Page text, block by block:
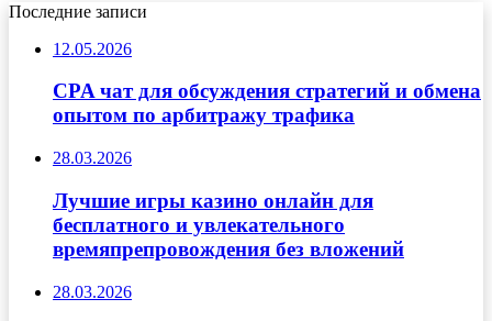
Последние записи
12.05.2026
CPA чат для обсуждения стратегий и обмена
опытом по арбитражу трафика
28.03.2026
Лучшие игры казино онлайн для
бесплатного и увлекательного
времяпрепровождения без вложений
28.03.2026